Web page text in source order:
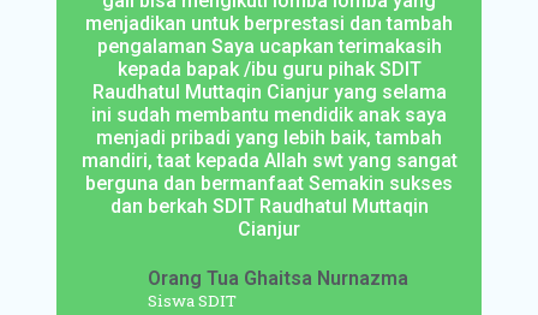
menjadikan untuk berprestasi dan tambah
pengalaman Saya ucapkan terimakasih
kepada bapak /ibu guru pihak SDIT
Raudhatul Muttaqin Cianjur yang selama
ini sudah membantu mendidik anak saya
menjadi pribadi yang lebih baik, tambah
mandiri, taat kepada Allah swt yang sangat
berguna dan bermanfaat Semakin sukses
dan berkah SDIT Raudhatul Muttaqin
Cianjur
Orang Tua Ghaitsa Nurnazma
Siswa SDIT